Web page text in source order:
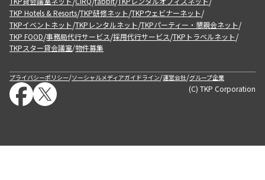
TKP Hotels & Resorts/TKP研修ネット/TKPウェビナーネット/
TKPイベントネット/TKPレンタルネット/TKPパーティー・懇親会ネット/
TKP FOOD/事務局代行サービス/採用代行サービス/TKPトラベルネット/
TKPスター貸会議室/物件募集
プライバシーポリシー/ソーシャルメディアガイドライン/運営会社/グループ企業
(C) TKP Corporation